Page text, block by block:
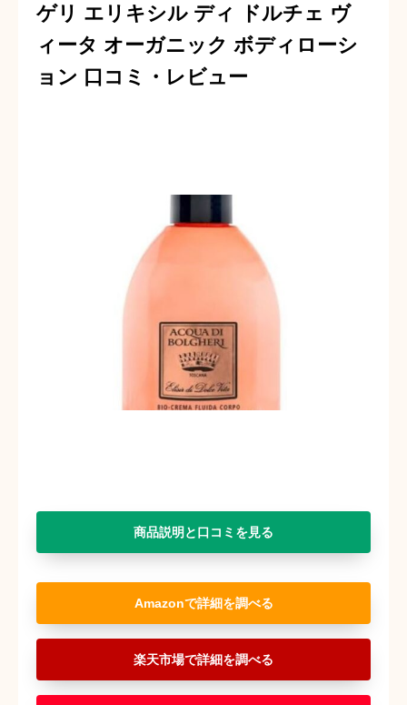
ゲリ エリキシル ディ ドルチェ ヴ
ィータ オーガニック ボディローシ
ョン 口コミ・レビュー
商品説明と口コミを見る
Amazon
楽天市場